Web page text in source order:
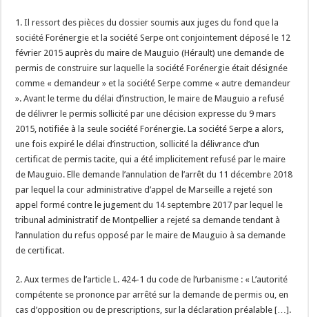
1. Il ressort des pièces du dossier soumis aux juges du fond que la
société Forénergie et la société Serpe ont conjointement déposé le 12
février 2015 auprès du maire de Mauguio (Hérault) une demande de
permis de construire sur laquelle la société Forénergie était désignée
comme « demandeur » et la société Serpe comme « autre demandeur
». Avant le terme du délai d’instruction, le maire de Mauguio a refusé
de délivrer le permis sollicité par une décision expresse du 9 mars
2015, notifiée à la seule société Forénergie. La société Serpe a alors,
une fois expiré le délai d’instruction, sollicité la délivrance d’un
certificat de permis tacite, qui a été implicitement refusé par le maire
de Mauguio. Elle demande l’annulation de l’arrêt du 11 décembre 2018
par lequel la cour administrative d’appel de Marseille a rejeté son
appel formé contre le jugement du 14 septembre 2017 par lequel le
tribunal administratif de Montpellier a rejeté sa demande tendant à
l’annulation du refus opposé par le maire de Mauguio à sa demande
de certificat.
2. Aux termes de l’article L. 424-1 du code de l’urbanisme : « L’autorité
compétente se prononce par arrêté sur la demande de permis ou, en
cas d’opposition ou de prescriptions, sur la déclaration préalable […].